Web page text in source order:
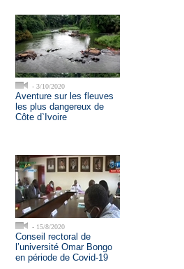
- 3/10/2020
Aventure sur les fleuves
les plus dangereux de
Côte d`Ivoire
- 15/8/2020
Conseil rectoral de
l’université Omar Bongo
en période de Covid-19